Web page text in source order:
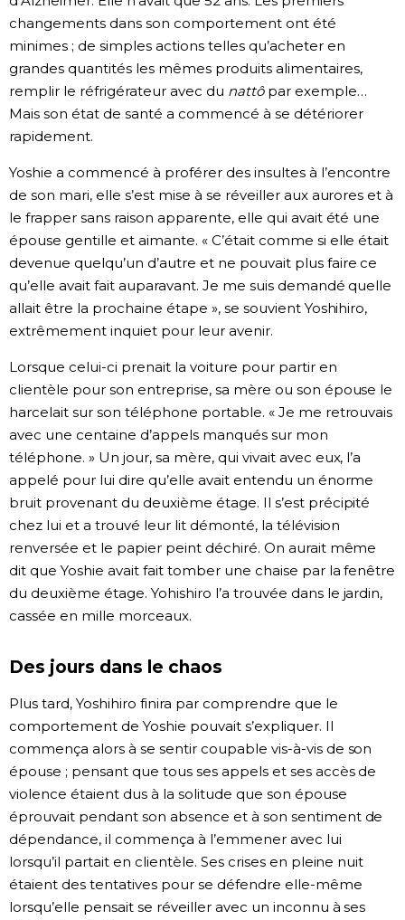
changements dans son comportement ont été
minimes ; de simples actions telles qu’acheter en
grandes quantités les mêmes produits alimentaires,
remplir le réfrigérateur avec du nattôpar exemple…
Mais son état de santé a commencé à se détériorer
rapidement.
Yoshie a commencé à proférer des insultes à l’encontre
de son mari, elle s’est mise à se réveiller aux aurores et à
le frapper sans raison apparente, elle qui avait été une
épouse gentille et aimante. « C’était comme si elle était
devenue quelqu’un d’autre et ne pouvait plus faire ce
qu’elle avait fait auparavant. Je me suis demandé quelle
allait être la prochaine étape », se souvient Yoshihiro,
extrêmement inquiet pour leur avenir.
Lorsque celui-ci prenait la voiture pour partir en
clientèle pour son entreprise, sa mère ou son épouse le
harcelait sur son téléphone portable. « Je me retrouvais
avec une centaine d’appels manqués sur mon
téléphone. » Un jour, sa mère, qui vivait avec eux, l’a
appelé pour lui dire qu’elle avait entendu un énorme
bruit provenant du deuxième étage. Il s’est précipité
chez lui et a trouvé leur lit démonté, la télévision
renversée et le papier peint déchiré. On aurait même
dit que Yoshie avait fait tomber une chaise par la fenêtre
du deuxième étage. Yohishiro l’a trouvée dans le jardin,
cassée en mille morceaux.
Des jours dans le chaos
Plus tard, Yoshihiro finira par comprendre que le
comportement de Yoshie pouvait s’expliquer. Il
commença alors à se sentir coupable vis-à-vis de son
épouse ; pensant que tous ses appels et ses accès de
violence étaient dus à la solitude que son épouse
éprouvait pendant son absence et à son sentiment de
dépendance, il commença à l’emmener avec lui
lorsqu’il partait en clientèle. Ses crises en pleine nuit
étaient des tentatives pour se défendre elle-même
lorsqu’elle pensait se réveiller avec un inconnu à ses